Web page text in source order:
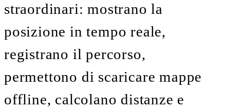
straordinari: mostrano la
posizione in tempo reale,
registrano il percorso,
permettono di scaricare mappe
offline, calcolano distanze e